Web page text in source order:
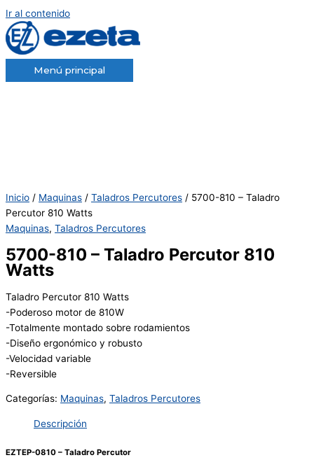
Ir al contenido
Menú principal
Inicio / Maquinas / Taladros Percutores / 5700-810 – Taladro
Percutor 810 Watts
Maquinas, Taladros Percutores
5700-810 – Taladro Percutor 810
Watts
Taladro Percutor 810 Watts
-Poderoso motor de 810W
-Totalmente montado sobre rodamientos
-Diseño ergonómico y robusto
-Velocidad variable
-Reversible
Categorías: Maquinas, Taladros Percutores
Descripción
EZTEP-0810 – Taladro Percutor